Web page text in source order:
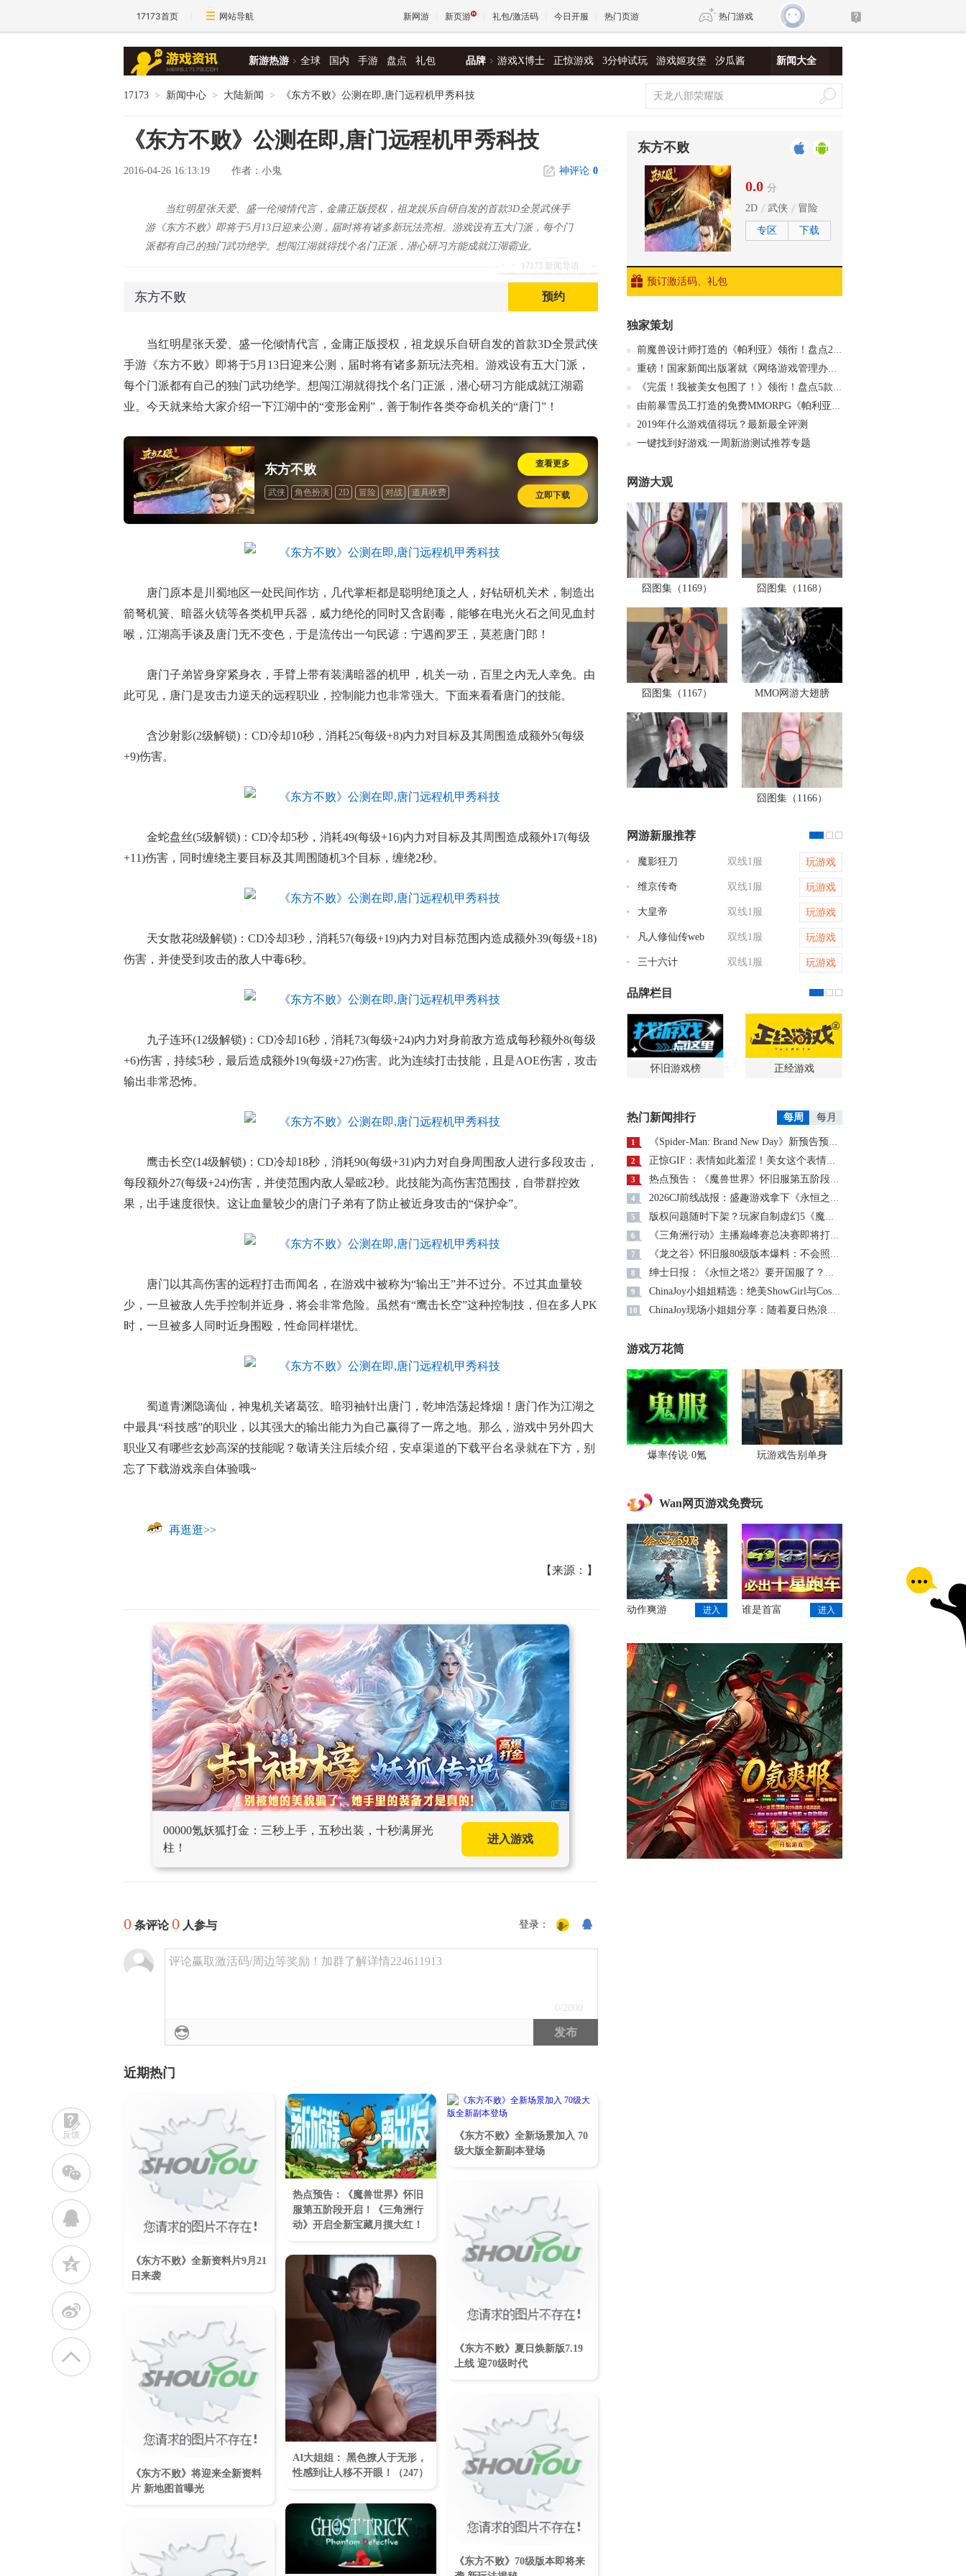
17173首页 网站导航 新网游 新页游 礼包/激活码 今日开服 热门页游 热门游戏
王权与自由 诛仙世界 新仙侠5
新游热游 全球 国内 手游 盘点 礼包 品牌 游戏X博士 正惊游戏 3分钟试玩 游戏姬攻堡 汐瓜酱 新闻大全
17173 > 新闻中心 > 大陆新闻 > 《东方不败》公测在即,唐门远程机甲秀科技
《东方不败》公测在即,唐门远程机甲秀科技
2016-04-26 16:13:19 作者：小鬼 神评论 0
17173 新闻导语
当红明星张天爱、盛一伦倾情代言，金庸正版授权，祖龙娱乐自研自发的首款3D全景武侠手
游《东方不败》即将于5月13日迎来公测，届时将有诸多新玩法亮相。游戏设有五大门派，每个门
派都有自己的独门武功绝学。想闯江湖就得找个名门正派，潜心研习方能成就江湖霸业。
东方不败 预约
当红明星张天爱、盛一伦倾情代言，金庸正版授权，祖龙娱乐自研自发的首款3D全景武侠
手游《东方不败》即将于5月13日迎来公测，届时将有诸多新玩法亮相。游戏设有五大门派，
每个门派都有自己的独门武功绝学。想闯江湖就得找个名门正派，潜心研习方能成就江湖霸
业。今天就来给大家介绍一下江湖中的“变形金刚”，善于制作各类夺命机关的“唐门”！
东方不败
武侠 角色扮演 2D 冒险 对战 道具收费
查看更多
立即下载
唐门原本是川蜀地区一处民间作坊，几代掌柜都是聪明绝顶之人，好钻研机关术，制造出
箭弩机簧、暗器火铳等各类机甲兵器，威力绝伦的同时又含剧毒，能够在电光火石之间见血封
喉，江湖高手谈及唐门无不变色，于是流传出一句民谚：宁遇阎罗王，莫惹唐门郎！
唐门子弟皆身穿紧身衣，手臂上带有装满暗器的机甲，机关一动，百里之内无人幸免。由
此可见，唐门是攻击力逆天的远程职业，控制能力也非常强大。下面来看看唐门的技能。
含沙射影(2级解锁)：CD冷却10秒，消耗25(每级+8)内力对目标及其周围造成额外5(每级
+9)伤害。
金蛇盘丝(5级解锁)：CD冷却5秒，消耗49(每级+16)内力对目标及其周围造成额外17(每级
+11)伤害，同时缠绕主要目标及其周围随机3个目标，缠绕2秒。
天女散花8级解锁)：CD冷却3秒，消耗57(每级+19)内力对目标范围内造成额外39(每级+18)
伤害，并使受到攻击的敌人中毒6秒。
九子连环(12级解锁)：CD冷却16秒，消耗73(每级+24)内力对身前敌方造成每秒额外8(每级
+6)伤害，持续5秒，最后造成额外19(每级+27)伤害。此为连续打击技能，且是AOE伤害，攻击
输出非常恐怖。
鹰击长空(14级解锁)：CD冷却18秒，消耗90(每级+31)内力对自身周围敌人进行多段攻击，
每段额外27(每级+24)伤害，并使范围内敌人晕眩2秒。此技能为高伤害范围技，自带群控效
果，出手速度很快。这让血量较少的唐门子弟有了防止被近身攻击的“保护伞”。
唐门以其高伤害的远程打击而闻名，在游戏中被称为“输出王”并不过分。不过其血量较
少，一旦被敌人先手控制并近身，将会非常危险。虽然有“鹰击长空”这种控制技，但在多人PK
时，一旦被多人同时近身围殴，性命同样堪忧。
蜀道青渊隐谪仙，神鬼机关诸葛弦。暗羽袖针出唐门，乾坤浩荡起烽烟！唐门作为江湖之
中最具“科技感”的职业，以其强大的输出能力为自己赢得了一席之地。那么，游戏中另外四大
职业又有哪些玄妙高深的技能呢？敬请关注后续介绍，安卓渠道的下载平台名录就在下方，别
忘了下载游戏亲自体验哦~
再逛逛>>
【来源：】
00000氪妖狐打金：三秒上手，五秒出装，十秒满屏光
柱！
进入游戏
0 条评论0 人参与 登录：
评论赢取激活码/周边等奖励！加群了解详情224611913
0 /2000
发布
近期热门
《东方不败》全新资料片9月21
日来袭
热点预告：《魔兽世界》怀旧
服第五阶段开启！《三角洲行
动》开启全新宝藏月摸大红！
《东方不败》全新场景加入 70
级大版全新副本登场
《东方不败》夏日焕新版7.19
上线 迎70级时代
AI大姐姐： 黑色撩人于无形，
性感到让人移不开眼！​（247）
《东方不败》将迎来全新资料
片 新地图首曝光
《东方不败》70级版本即将来
东方不败
0.0 分
2D
武侠 冒险
专区 下载
预订激活码、礼包
独家策划
前魔兽设计师打造的《帕利亚》领衔！盘点20…
重磅！国家新闻出版署就《网络游戏管理办法…
《完蛋！我被美女包围了！》领衔！盘点5款…
由前暴雪员工打造的免费MMORPG《帕利亚》如…
2019年什么游戏值得玩？最新最全评测
一键找到好游戏:一周新游测试推荐专题
网游大观
囧图集（1169） 囧图集（1168）
囧图集（1167） MMO网游大翅膀
囧图集（1166）
网游新服推荐
魔影狂刀 双线1服 玩游戏
维京传奇 双线1服 玩游戏
大皇帝 双线1服 玩游戏
凡人修仙传web 双线1服 玩游戏
三十六计 双线1服 玩游戏
品牌栏目
怀旧游戏榜 正经游戏
热门新闻排行 每周 每月
1 《Spider-Man: Brand New Day》新预告预计明日发布，另有一张新剧照公开
2 正惊GIF：表情如此羞涩！美女这个表情太好看，直接让人遐想连篇
3 热点预告：《魔兽世界》怀旧服第五阶段开启！《三角洲行动》开启全新宝藏月摸大红！
4 2026CJ前线战报：盛趣游戏拿下《永恒之塔2》国服代理
5 版权问题随时下架？玩家自制虚幻5《魔兽世界》8月15日上线
6 《三角洲行动》主播巅峰赛总决赛即将打响！8月2日，群星汇聚，新王加冕！
7 《龙之谷》怀旧服80级版本爆料：不会照搬正式服，这次要玩点不一样的
8 绅士日报：《永恒之塔2》要开国服了？游戏中的涩涩时装抢先看
9 ChinaJoy小姐姐精选：绝美ShowGirl与Coser大赏！（5）
10 ChinaJoy现场小姐姐分享：随着夏日热浪的滚滚而来（1）
游戏万花筒
爆率传说·0氪 玩游戏告别单身
Wan网页游戏免费玩
动作爽游 进入 谁是首富 进入
×
反馈
w
q
z
t